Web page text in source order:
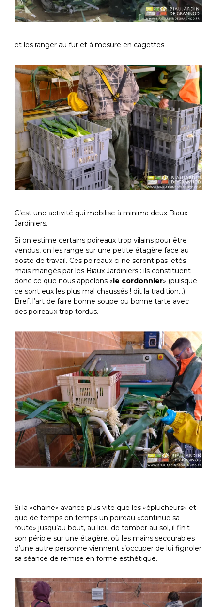
et les ranger au fur et à mesure en cagettes.
C’est une activité qui mobilise à minima deux Biaux
Jardiniers.
Si on estime certains poireaux trop vilains pour être
vendus, on les range sur une petite étagère face au
poste de travail. Ces poireaux ci ne seront pas jetés
mais mangés par les Biaux Jardiniers : ils constituent
donc ce que nous appelons «le cordonnier» (puisque
ce sont eux les plus mal chaussés ! dit la tradition…)
Bref, l’art de faire bonne soupe ou bonne tarte avec
des poireaux trop tordus.
Si la «chaine» avance plus vite que les «éplucheurs» et
que de temps en temps un poireau «continue sa
route» jusqu’au bout, au lieu de tomber au sol, il finit
son périple sur une étagère, où les mains secourables
d’une autre personne viennent s’occuper de lui fignoler
sa séance de remise en forme esthétique.